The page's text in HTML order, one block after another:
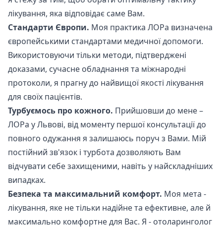
лікування, яка відповідає саме Вам.
Стандарти Європи. Моя практика ЛОРа визначена
європейськими стандартами медичної допомоги.
Використовуючи тільки методи, підтверджені
доказами, сучасне обладнання та міжнародні
протоколи, я прагну до найвищої якості лікування
для своїх пацієнтів.
Турбуємось про кожного. Прийшовши до мене –
ЛОРа у Львові, від моменту першої консультації до
повного одужання я залишаюсь поруч з Вами. Мій
постійний зв'язок і турбота дозволяють Вам
відчувати себе захищеними, навіть у найскладніших
випадках.
Безпека та максимальний комфорт. Моя мета -
лікування, яке не тільки надійне та ефективне, але й
максимально комфортне для Вас. Я - отоларинголог